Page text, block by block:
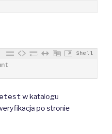
Shell
w katalogu
po stronie